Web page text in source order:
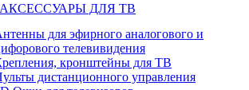
АКСЕССУАРЫ ДЛЯ ТВ
для эфирного аналогового и
телевивидения
кронштейны для ТВ
дистанционного управления